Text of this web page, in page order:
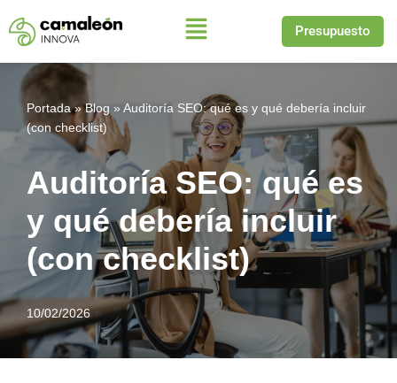
Saltar
contenido
Presupuesto
Portada»Blog » Auditoría SEO: qué es y qué debería incluir
(con checklist)
Auditoría SEO: qué es
y qué debería incluir
(con checklist)
10/02/2026